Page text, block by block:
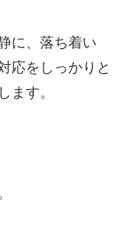
に、落ち着い
応をしっかりと
ます。